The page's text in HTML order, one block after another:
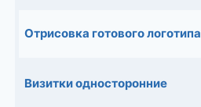
Отрисовка готового логотипа
Визитки односторонние